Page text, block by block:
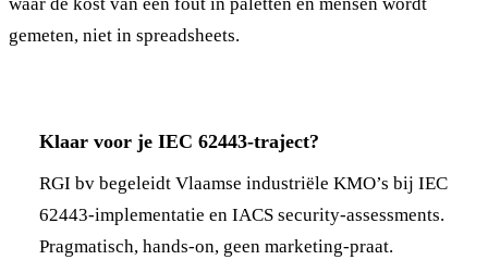
gemeten, niet in spreadsheets.
Klaar voor je IEC 62443-traject?
RGI bv begeleidt Vlaamse industriële KMO’s bij IEC
62443-implementatie en IACS security-assessments.
Pragmatisch, hands-on, geen marketing-praat.